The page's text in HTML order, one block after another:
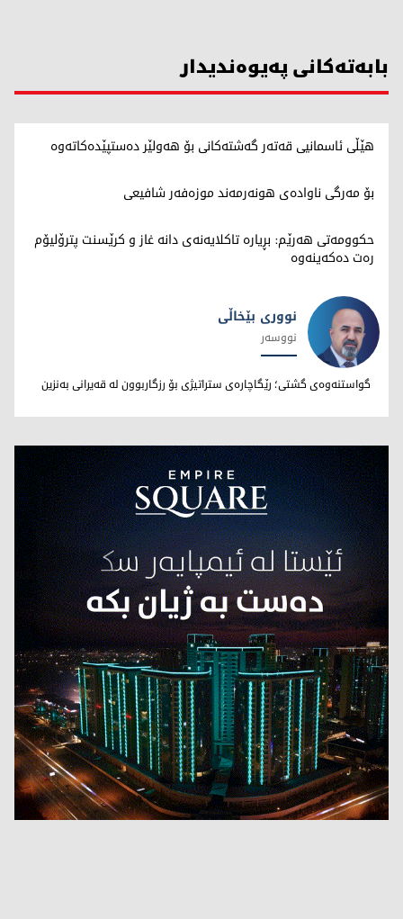
بابەتەکانی پەیوەندیدار
هێڵی ئاسمانیی قەتەر گەشتەکانی بۆ هەولێر دەستپێدەکاتەوە
بۆ مەرگی ناوادەی هونەرمەند موزەفەر شافیعی
حکوومەتی هەرێم: بڕیارە تاکلایەنەی دانە غاز و کرێسنت پترۆلیۆم
رەت دەکەینەوە
نووری بێخاڵی
نووری بێخاڵی
نووسەر
گواستنەوەی گشتی؛ رێگاچارەی ستراتیژی بۆ رزگاربوون لە قەیرانی بەنزین